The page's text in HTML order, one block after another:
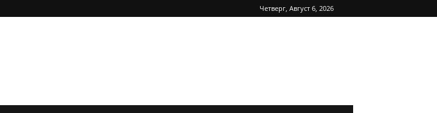
Четверг, Август 6, 2026